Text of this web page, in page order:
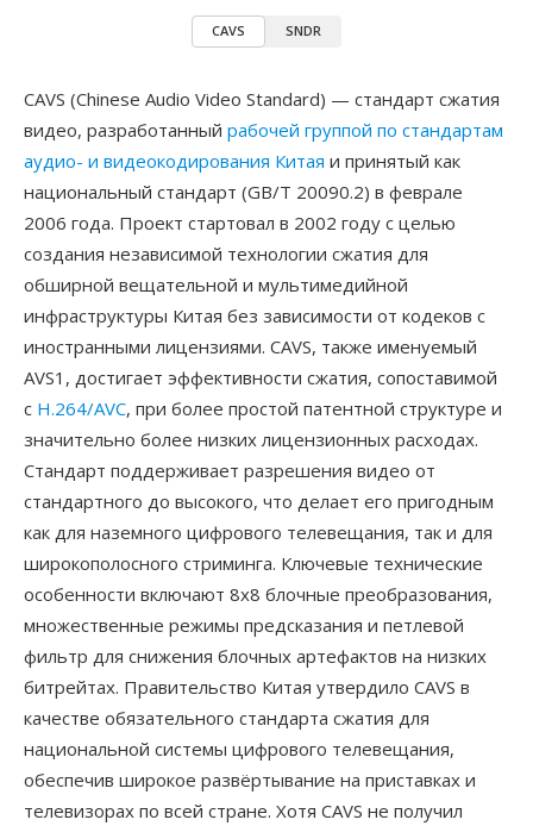
CAVS SNDR
CAVS (Chinese Audio Video Standard) — стандарт сжатия
видео, разработанный рабочей группой по стандартам
аудио- и видеокодирования Китая и принятый как
национальный стандарт (GB/T 20090.2) в феврале
2006 года. Проект стартовал в 2002 году с целью
создания независимой технологии сжатия для
обширной вещательной и мультимедийной
инфраструктуры Китая без зависимости от кодеков с
иностранными лицензиями. CAVS, также именуемый
AVS1, достигает эффективности сжатия, сопоставимой
с H.264/AVC, при более простой патентной структуре и
значительно более низких лицензионных расходах.
Стандарт поддерживает разрешения видео от
стандартного до высокого, что делает его пригодным
как для наземного цифрового телевещания, так и для
широкополосного стриминга. Ключевые технические
особенности включают 8x8 блочные преобразования,
множественные режимы предсказания и петлевой
фильтр для снижения блочных артефактов на низких
битрейтах. Правительство Китая утвердило CAVS в
качестве обязательного стандарта сжатия для
национальной системы цифрового телевещания,
обеспечив широкое развёртывание на приставках и
телевизорах по всей стране. Хотя CAVS не получил